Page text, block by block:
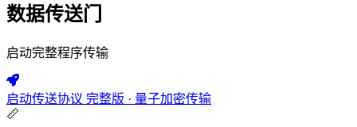
数据传送门
启动完整程序传输
启动传送协议 完整版 · 量子加密传输
📏